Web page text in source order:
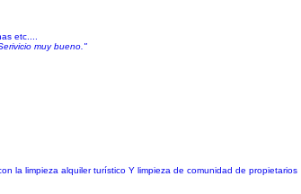
etc....
muy bueno."
la limpieza alquiler turístico Y limpieza de comunidad de propietarios